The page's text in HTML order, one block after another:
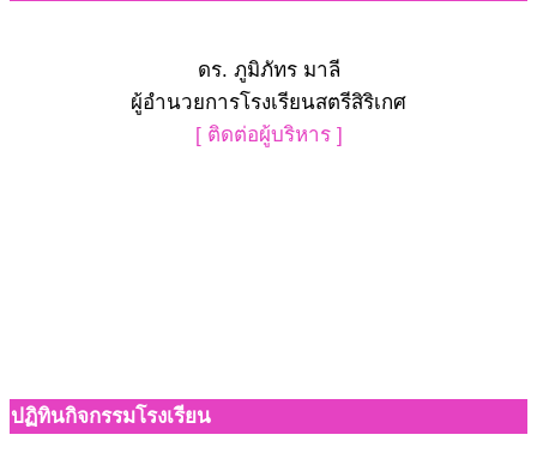
ดร. ภูมิภัทร มาลี
ผู้อำนวยการโรงเรียนสตรีสิริเกศ
[ ติดต่อผู้บริหาร ]
ปฏิทินกิจกรรมโรงเรียน